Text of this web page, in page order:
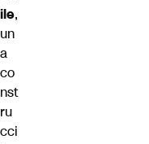
ile,
un
a
co
nst
ru
cci